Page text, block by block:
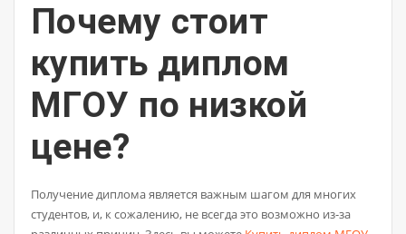
Почему стоит
купить диплом
МГОУ по низкой
цене?
Получение диплома является важным шагом для многих
студентов, и, к сожалению, не всегда это возможно из-за